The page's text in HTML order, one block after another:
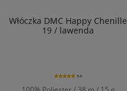
Włóczka DMC Happy Chenille
19 / lawenda
5.0